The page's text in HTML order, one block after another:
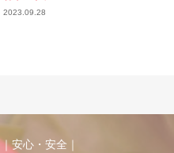
2023.09.28
｜安心・安全｜